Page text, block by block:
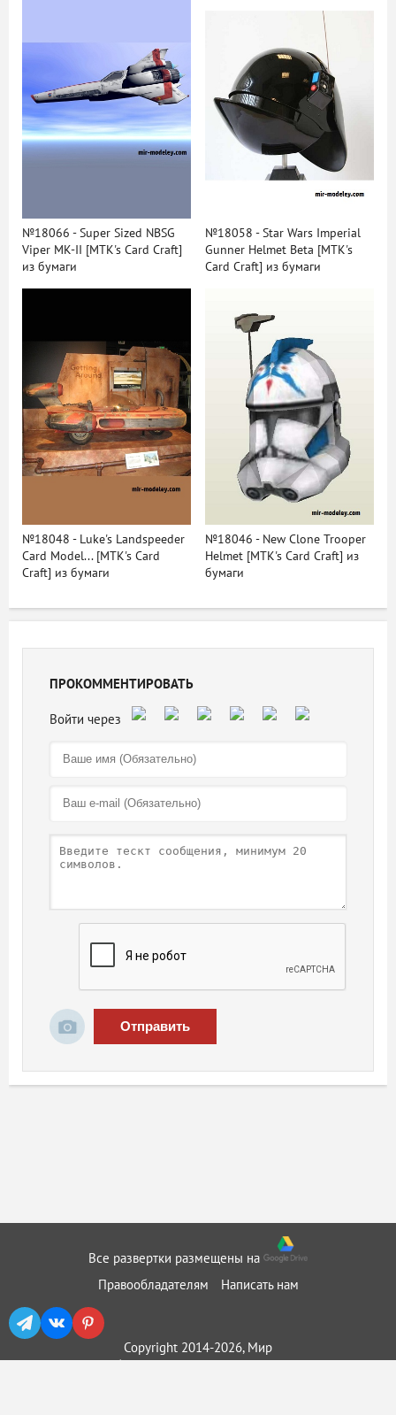
№18066 - Super Sized NBSG
Viper MK-II [MTK's Card Craft]
из бумаги
№18058 - Star Wars Imperial
Gunner Helmet Beta [MTK's
Card Craft] из бумаги
№18048 - Luke's Landspeeder
Card Model... [MTK's Card
Craft] из бумаги
№18046 - New Clone Trooper
Helmet [MTK's Card Craft] из
бумаги
ПРОКОММЕНТИРОВАТЬ
Отправить
Все развертки размещены на
Правообладателям
Написать нам
Copyright 2014-2026, Мир
бумажного моделирования ::